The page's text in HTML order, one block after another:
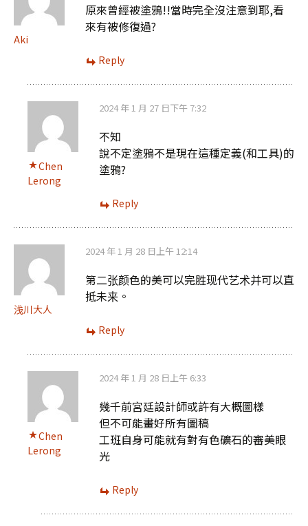
Aki
原來曾經被塗鴉!!當時完全沒注意到耶,看
來有被修復過?
Reply
Chen
Lerong
2024 年 1 月 27 日下午 7:32
不知
說不定塗鴉不是現在這種定義(和工具)的
塗鴉?
Reply
浅川大人
2024 年 1 月 28 日上午 12:14
第二张颜色的美可以完胜现代艺术并可以直
抵未来。
Reply
Chen
Lerong
2024 年 1 月 28 日上午 6:33
幾千前宮廷設計師或許有大概圖樣
但不可能畫好所有圖稿
工班自身可能就有對有色礦石的審美眼
光
Reply